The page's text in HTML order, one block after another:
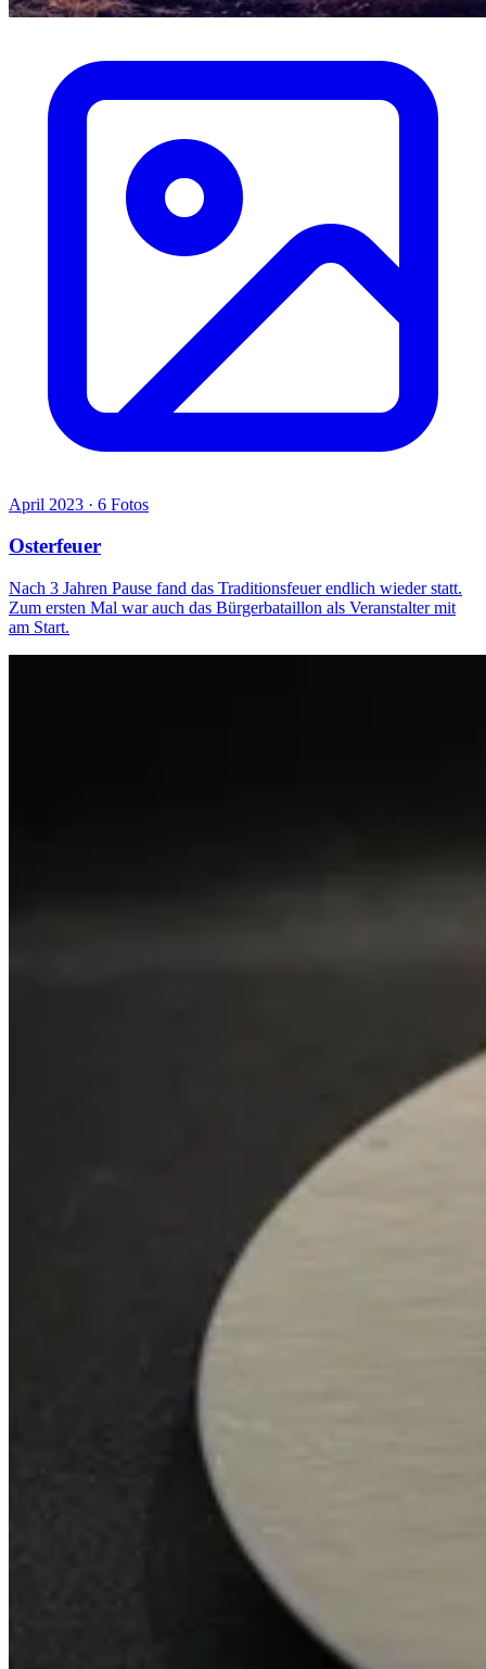
April 2023 · 6 Fotos
Osterfeuer
Nach 3 Jahren Pause fand das Traditionsfeuer endlich wieder statt.
Zum ersten Mal war auch das Bürgerbataillon als Veranstalter mit
am Start.